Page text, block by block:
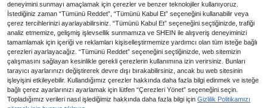
396,75TL 251,33TL 79,02TL -2%
deneyimini sunmayı amaçlamak için çerezler ve benzer teknolojiler kullanıyoruz.
İstediğiniz zaman “Tümünü Reddet”, “Tümünü Kabul Et” seçeneğini kullanabilir veya
çerez tercihlerinizi ayarlayabilirsiniz. “Tümünü Kabul Et” seçeneğini seçtiğinizde, trafiği
analiz etmemize, gelişmiş işlevsellik sunmamıza ve SHEIN ile alışveriş deneyiminizi
tamamlamak için içeriği ve reklamları kişiselleştirmemize yardımcı olan tüm isteğe bağlı
çerezleri ayarlayacağız. “Tümünü Reddet” seçeneğini seçtiğinizde, web sitemizin
çalışmasını sağlayan kesinlikle gerekli çerezlerin kullanımına izin verirsiniz. Bunları
tarayıcı ayarlarınızı değiştirerek devre dışı bırakabilirsiniz, ancak bu web sitesinin
işleyişini etkileyebilir. Kullandığımız çerezler hakkında daha fazla bilgi edinmek ve isteğe
bağlı çerez ayarlarınızı ayarlamak için lütfen “Çerezleri Yönet” seçeneğini seçin.
Topladığımız verileri nasıl işlediğimiz hakkında daha fazla bilgi için Gizlilik Politikamızı